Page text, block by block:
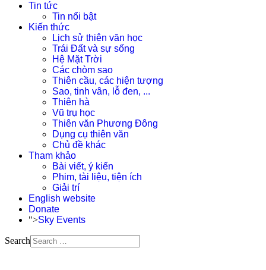
Tin tức
Tin nổi bật
Kiến thức
Lịch sử thiên văn học
Trái Đất và sự sống
Hệ Mặt Trời
Các chòm sao
Thiên cầu, các hiện tượng
Sao, tinh vân, lỗ đen, ...
Thiên hà
Vũ trụ học
Thiên văn Phương Đông
Dụng cụ thiên văn
Chủ đề khác
Tham khảo
Bài viết, ý kiến
Phim, tài liệu, tiện ích
Giải trí
English website
Donate
">Sky Events
Search